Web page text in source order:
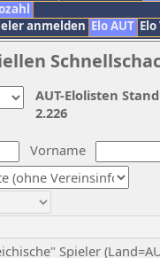
anmelden Elo AUT
Vorname
Spieler
AUT-Elolisten
2.226